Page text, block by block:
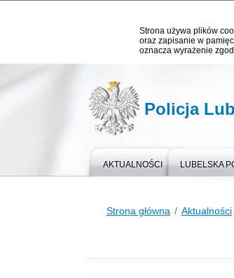
Strona używa plików
oraz zapisanie w
oznacza wyrażenie
Policja
AKTUALNOŚCI LUBELSKA
Strona główna Aktualności